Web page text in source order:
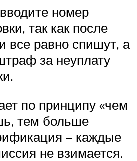
номер
так как после
все равно спишут, а
за неуплату
по принципу «чем
тем больше
– каждые
не взимается.